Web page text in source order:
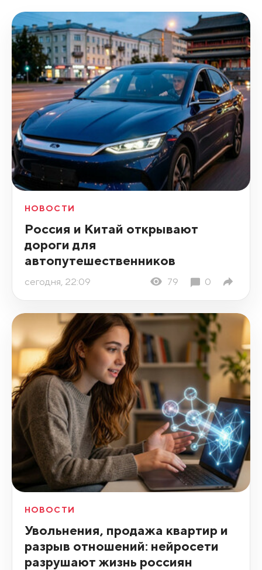
НОВОСТИ
Россия и Китай открывают
дороги для
автопутешественников
сегодня, 22:09 79 0
НОВОСТИ
Увольнения, продажа квартир и
разрыв отношений: нейросети
разрушают жизнь россиян